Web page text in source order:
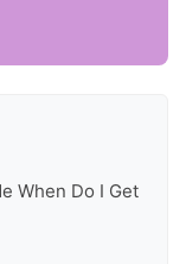
When Do I Get